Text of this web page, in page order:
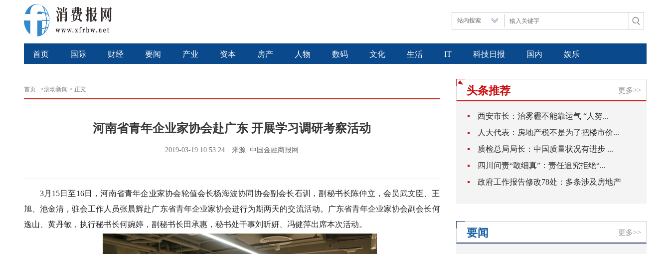
首页 国际 财经 要闻 产业 资本 房产 人物 数码 文化 生活 IT 科技日报 国内 娱乐
首页>滚动新闻 > 正文
河南省青年企业家协会赴广东 开展学习调研考察活动
2019-03-19 10:53:24 来源: 中国金融商报网
3月15日至16日，河南省青年企业家协会轮值会长杨海波协同协会副会长石训，副秘书长陈仲立，会员武文臣、王
旭、池金清，驻会工作人员张晨辉赴广东省青年企业家协会进行为期两天的交流活动。广东省青年企业家协会副会长何
逸山、黄丹敏，执行秘书长何婉婷，副秘书长田承惠，秘书处干事刘昕妍、冯健萍出席本次活动。
头条推荐 更多>>
西安市长：治雾霾不能靠运气 “人努...
人大代表：房地产税不是为了把楼市价...
质检总局局长：中国质量状况有进步 ...
四川问责“敢细真”：责任追究拒绝“...
政府工作报告修改78处：多条涉及房地产
要闻 更多>>